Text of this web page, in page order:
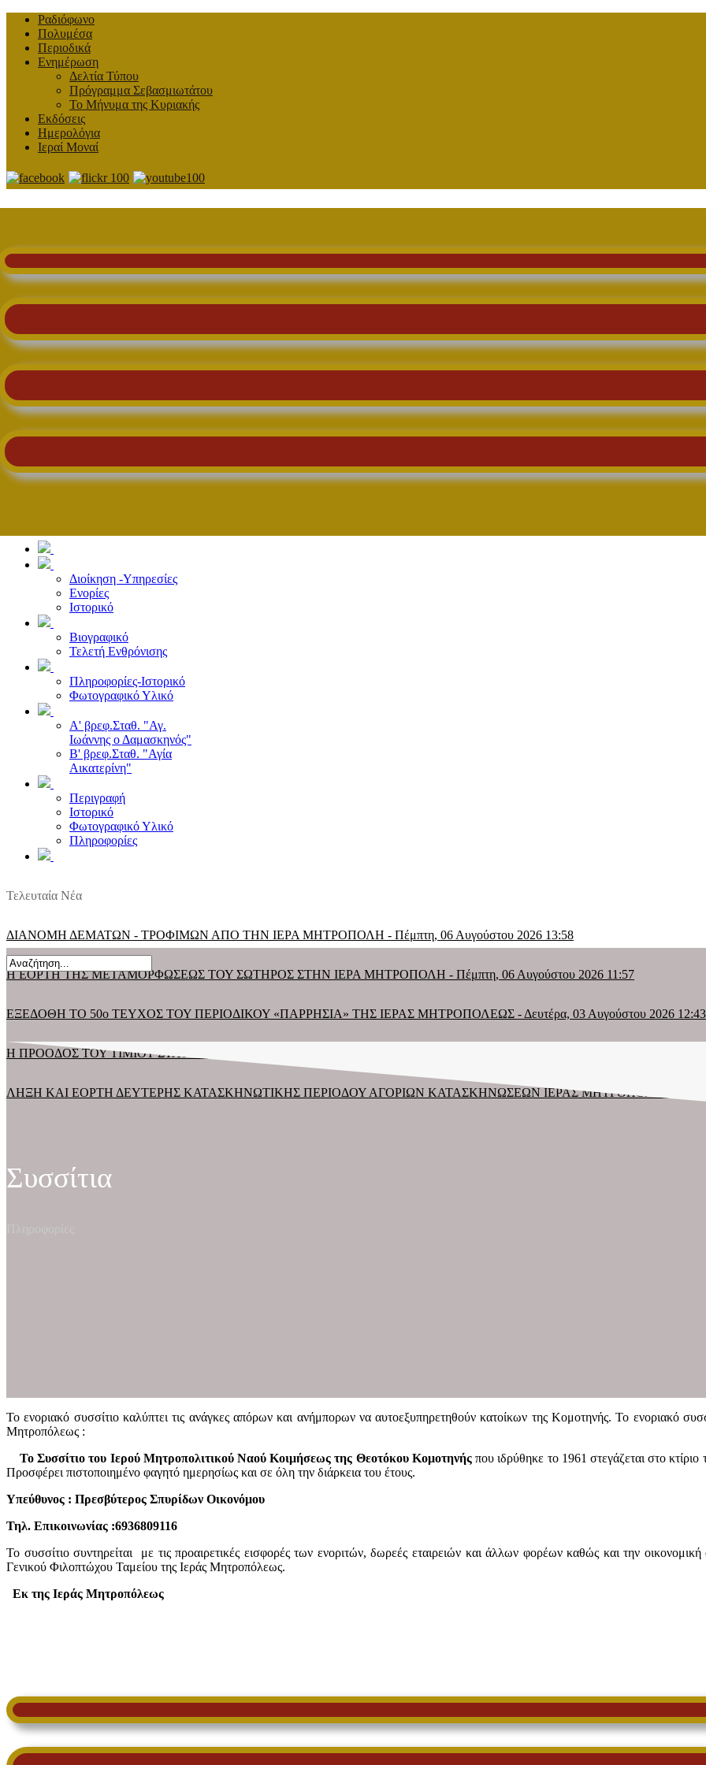
Ραδιόφωνο
Πολυμέσα
Περιοδικά
Ενημέρωση
Δελτία Τύπου
Πρόγραμμα Σεβασμιωτάτου
Το Μήνυμα της Κυριακής
Εκδόσεις
Ημερολόγια
Ιεραί Μοναί
Διοίκηση -Υπηρεσίες
Ενορίες
Ιστορικό
Βιογραφικό
Τελετή Ενθρόνισης
Πληροφορίες-Ιστορικό
Φωτογραφικό Υλικό
Α' βρεφ.Σταθ. "Αγ.
Ιωάννης ο Δαμασκηνός"
Β' βρεφ.Σταθ. "Αγία
Αικατερίνη"
Περιγραφή
Ιστορικό
Φωτογραφικό Υλικό
Πληροφορίες
Τελευταία Νέα
ΔΙΑΝΟΜΗ ΔΕΜΑΤΩΝ - ΤΡΟΦΙΜΩΝ ΑΠΟ ΤΗΝ ΙΕΡΑ ΜΗΤΡΟΠΟΛΗ - Πέμπτη, 06 Αυγούστου 2026 13:58
Η ΕΟΡΤΗ ΤΗΣ ΜΕΤΑΜΟΡΦΩΣΕΩΣ ΤΟΥ ΣΩΤΗΡΟΣ ΣΤΗΝ ΙΕΡΑ ΜΗΤΡΟΠΟΛΗ - Πέμπτη, 06 Αυγούστου 2026 11:57
ΕΞΕΔΟΘΗ ΤΟ 50ο ΤΕΥΧΟΣ ΤΟΥ ΠΕΡΙΟΔΙΚΟΥ «ΠΑΡΡΗΣΙΑ» ΤΗΣ ΙΕΡΑΣ ΜΗΤΡΟΠΟΛΕΩΣ - Δευτέρα, 03 Αυγούστου 2026 12:43
Η ΠΡΟΟΔΟΣ ΤΟΥ ΤΙΜΙΟΥ ΣΤΑΥΡΟΥ ΚΑΙ ΧΕΙΡΟΤΟΝΙΑ ΠΡΕΣΒΥΤΕΡΟΥ ΣΤΗΝ ΙΕΡΑ ΜΗΤΡΟΠΟΛΗ
ΛΗΞΗ ΚΑΙ ΕΟΡΤΗ ΔΕΥΤΕΡΗΣ ΚΑΤΑΣΚΗΝΩΤΙΚΗΣ ΠΕΡΙΟΔΟΥ ΑΓΟΡΙΩΝ ΚΑΤΑΣΚΗΝΩΣΕΩΝ ΙΕΡΑΣ ΜΗΤΡΟΠΟΛΕΩΣ
Συσσίτια
Το ενοριακό συσσίτιο καλύπτει τις ανάγκες απόρων και ανήμπορων να αυτοεξυπηρετηθούν κατοίκων της Κομοτηνής. Το ενοριακό
Μητροπόλεως :
Το Συσσίτιο του Ιερού Μητροπολιτικού Ναού Κοιμήσεως της Θεοτόκου Κομοτηνήςπου ιδρύθηκε το 1961 στεγάζεται στο
Προσφέρει πιστοποιημένο φαγητό ημερησίως και σε όλη την διάρκεια του έτους.
Υπεύθυνος : Πρεσβύτερος Σπυρίδων Οικονόμου
Τηλ. Επικοινωνίας :6936809116
Το συσσίτιο συντηρείται με τις προαιρετικές εισφορές των ενοριτών, δωρεές εταιρειών και άλλων φορέων καθώς και την οικονομική
Γενικού Φιλοπτώχου Ταμείου της Ιεράς Μητροπόλεως.
Εκ της Ιεράς Μητροπόλεως